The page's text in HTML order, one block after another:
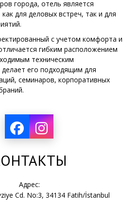
города, отель является
для деловых встреч, так и для
с учетом комфорта и
гибким расположением
техническим
его подходящим для
семинаров, корпоративных
Адрес:
Cd. No:3, 34134 Fatih/İstanbul